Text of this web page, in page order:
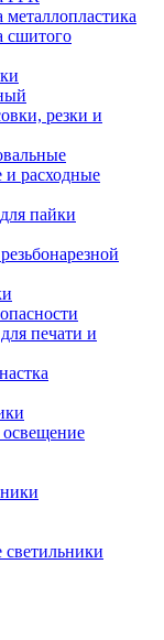
сшитого
резки и
и расходные
пайки
печати и